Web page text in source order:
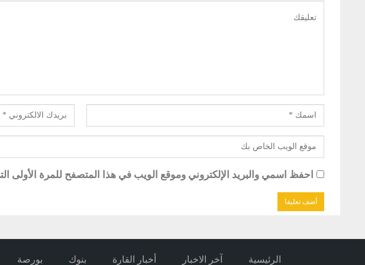
احفظ اسمي والبريد الإلكتروني وموقع الويب في هذا المتصفح للمرة الأولى
الرئيسية آخر الاخبار أخبار القارة بنوك بورصة